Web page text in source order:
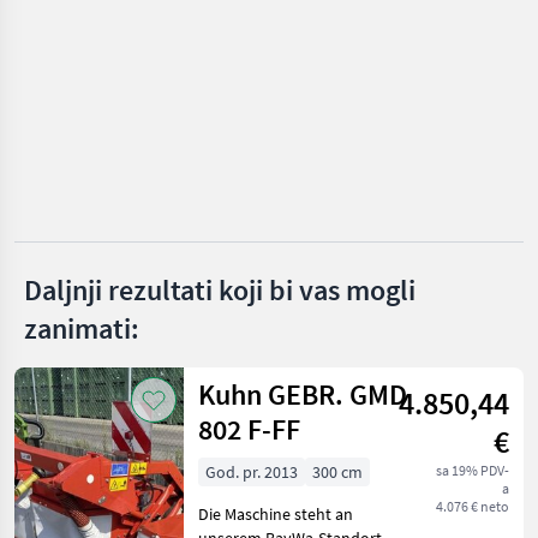
Rapid
Prikaži
sve
(12)
MARKETPLACE
Daljnji rezultati koji bi vas mogli
zanimati:
Kuhn GEBR. GMD
802 F-FF
4.850,44
€
sa 19% PDV-
a
4.076 € neto
God. pr. 2013
300 cm
Die Maschine steht an